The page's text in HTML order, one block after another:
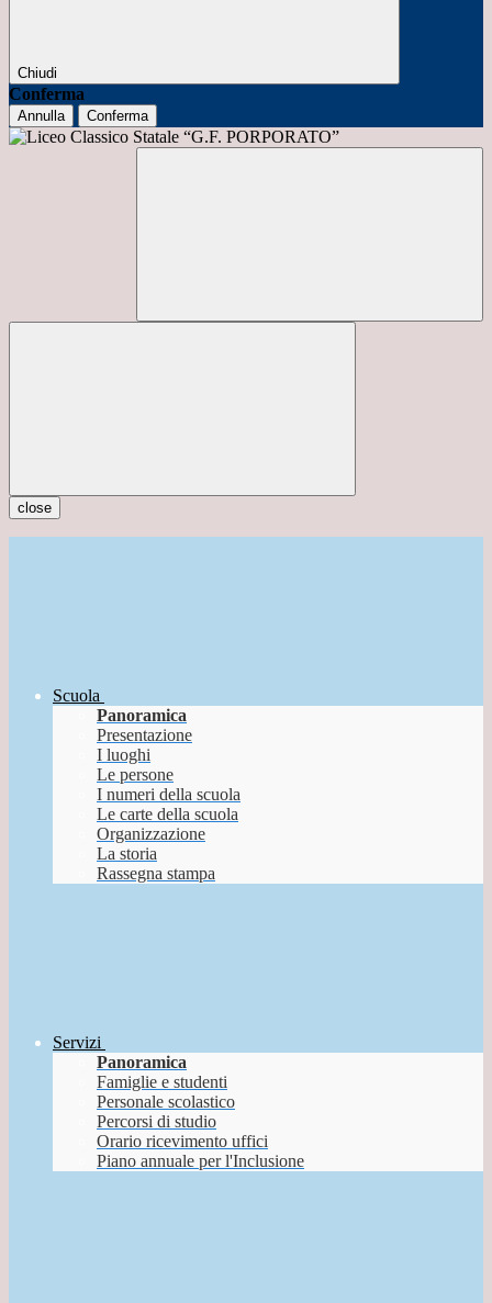
Chiudi
Conferma
Annulla Conferma
close
Scuola
Panoramica
Presentazione
I luoghi
Le persone
I numeri della scuola
Le carte della scuola
Organizzazione
La storia
Rassegna stampa
Servizi
Panoramica
Famiglie e studenti
Personale scolastico
Percorsi di studio
Orario ricevimento uffici
Piano annuale per l'Inclusione